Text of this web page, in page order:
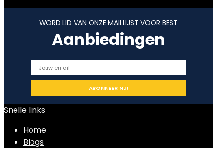
WORD LID VAN ONZE MAILLIJST VOOR BEST
Aanbiedingen
Snelle links
Home
Blogs